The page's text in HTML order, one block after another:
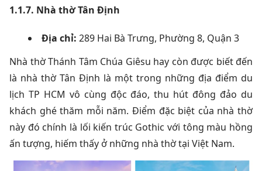
1.1.7. Nhà thờ Tân Định
Địa chỉ: 289 Hai Bà Trưng, Phường 8, Quận 3
Nhà thờ Thánh Tâm Chúa Giêsu hay còn được biết đến
là nhà thờ Tân Định là một trong những địa điểm du
lịch TP HCM vô cùng độc đáo, thu hút đông đảo du
khách ghé thăm mỗi năm. Điểm đặc biệt của nhà thờ
này đó chính là lối kiến trúc Gothic với tông màu hồng
ấn tượng, hiếm thấy ở những nhà thờ tại Việt Nam.